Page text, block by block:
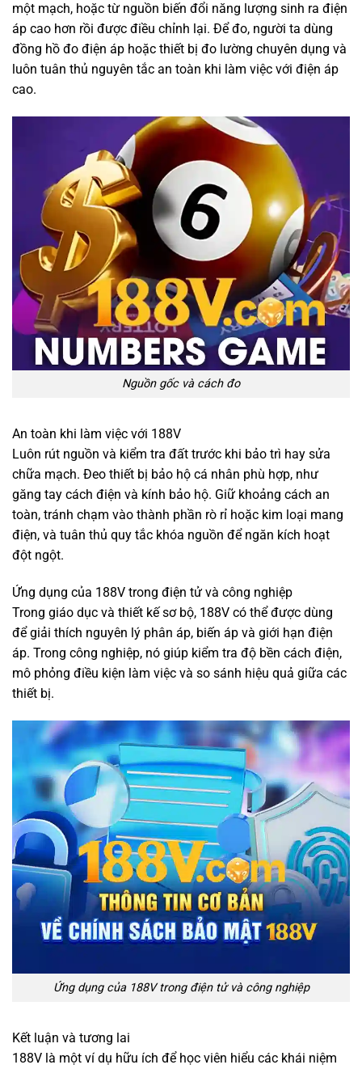
một mạch, hoặc từ nguồn biến đổi năng lượng sinh ra điện
áp cao hơn rồi được điều chỉnh lại. Để đo, người ta dùng
đồng hồ đo điện áp hoặc thiết bị đo lường chuyên dụng và
luôn tuân thủ nguyên tắc an toàn khi làm việc với điện áp
cao.
Nguồn gốc và cách đo
An toàn khi làm việc với 188V
Luôn rút nguồn và kiểm tra đất trước khi bảo trì hay sửa
chữa mạch. Đeo thiết bị bảo hộ cá nhân phù hợp, như
găng tay cách điện và kính bảo hộ. Giữ khoảng cách an
toàn, tránh chạm vào thành phần rò rỉ hoặc kim loại mang
điện, và tuân thủ quy tắc khóa nguồn để ngăn kích hoạt
đột ngột.
Ứng dụng của 188V trong điện tử và công nghiệp
Trong giáo dục và thiết kế sơ bộ, 188V có thể được dùng
để giải thích nguyên lý phân áp, biến áp và giới hạn điện
áp. Trong công nghiệp, nó giúp kiểm tra độ bền cách điện,
mô phỏng điều kiện làm việc và so sánh hiệu quả giữa các
thiết bị.
Ứng dụng của 188V trong điện tử và công nghiệp
Kết luận và tương lai
188V là một ví dụ hữu ích để học viên hiểu các khái niệm